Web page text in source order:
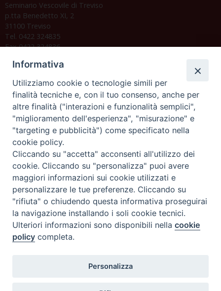
Seminario Vescovile di Treviso
p.tta Benedetto XI, 2
31100 Treviso
Tel. 0422 324835
Fax 0422 324836
C.F. 94004060268
Orario di segreteria
Lunedì 17.30-19.30
Martedì 17.30-19.30
Mercoledì 17.30-19.30
Giovedì 17.30-19.30
Venerdì chiuso
Sabato 9.30-11.30
Privacy e sicurezza
Informativa
Utilizziamo cookie o tecnologie simili per
finalità tecniche e, con il tuo consenso, anche per
altre finalità ("interazioni e funzionalità semplici",
"miglioramento dell'esperienza", "misurazione" e
"targeting e pubblicità") come specificato nella
cookie policy.
Cliccando su "accetta" acconsenti all'utilizzo dei
cookie. Cliccando su "personalizza" puoi avere
maggiori informazioni sui cookie utilizzati e
personalizzare le tue preferenze. Cliccando su
"rifiuta" o chiudendo questa informativa proseguirai
la navigazione installando i soli cookie tecnici.
Ulteriori informazioni sono disponibili nellacookie
policy completa.
Personalizza